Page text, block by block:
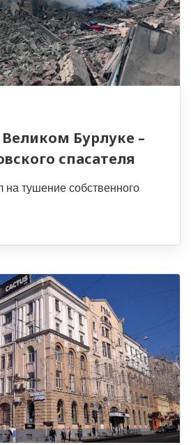
Бурлуке –
спасателя
тушение собственного